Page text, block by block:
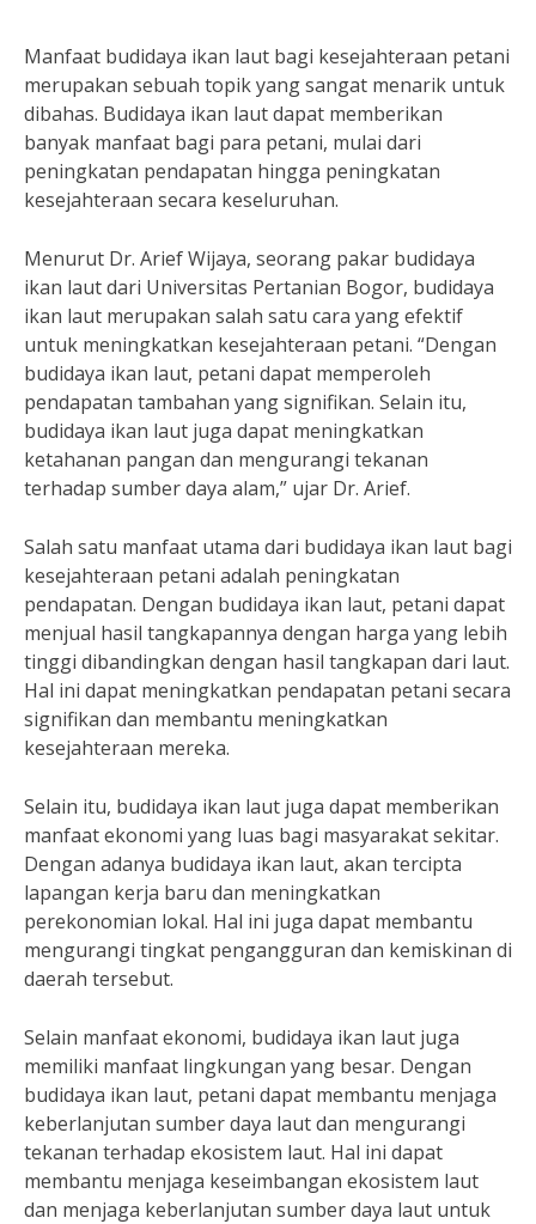
Manfaat budidaya ikan laut bagi kesejahteraan petani
merupakan sebuah topik yang sangat menarik untuk
dibahas. Budidaya ikan laut dapat memberikan
banyak manfaat bagi para petani, mulai dari
peningkatan pendapatan hingga peningkatan
kesejahteraan secara keseluruhan.
Menurut Dr. Arief Wijaya, seorang pakar budidaya
ikan laut dari Universitas Pertanian Bogor, budidaya
ikan laut merupakan salah satu cara yang efektif
untuk meningkatkan kesejahteraan petani. “Dengan
budidaya ikan laut, petani dapat memperoleh
pendapatan tambahan yang signifikan. Selain itu,
budidaya ikan laut juga dapat meningkatkan
ketahanan pangan dan mengurangi tekanan
terhadap sumber daya alam,” ujar Dr. Arief.
Salah satu manfaat utama dari budidaya ikan laut bagi
kesejahteraan petani adalah peningkatan
pendapatan. Dengan budidaya ikan laut, petani dapat
menjual hasil tangkapannya dengan harga yang lebih
tinggi dibandingkan dengan hasil tangkapan dari laut.
Hal ini dapat meningkatkan pendapatan petani secara
signifikan dan membantu meningkatkan
kesejahteraan mereka.
Selain itu, budidaya ikan laut juga dapat memberikan
manfaat ekonomi yang luas bagi masyarakat sekitar.
Dengan adanya budidaya ikan laut, akan tercipta
lapangan kerja baru dan meningkatkan
perekonomian lokal. Hal ini juga dapat membantu
mengurangi tingkat pengangguran dan kemiskinan di
daerah tersebut.
Selain manfaat ekonomi, budidaya ikan laut juga
memiliki manfaat lingkungan yang besar. Dengan
budidaya ikan laut, petani dapat membantu menjaga
keberlanjutan sumber daya laut dan mengurangi
tekanan terhadap ekosistem laut. Hal ini dapat
membantu menjaga keseimbangan ekosistem laut
dan menjaga keberlanjutan sumber daya laut untuk